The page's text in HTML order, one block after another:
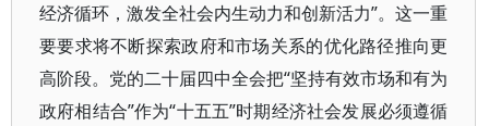
经济循环，激发全社会内生动力和创新活力”。这一重
要要求将不断探索政府和市场关系的优化路径推向更
高阶段。党的二十届四中全会把“坚持有效市场和有为
政府相结合”作为“十五五”时期经济社会发展必须遵循